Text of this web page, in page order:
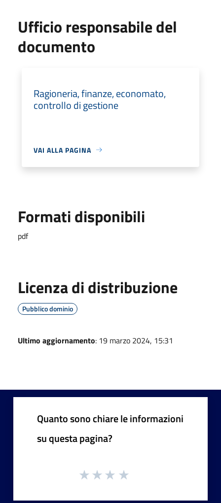
Ufficio responsabile del
documento
Ragioneria, finanze, economato,
controllo di gestione
VAI ALLA PAGINA
Formati disponibili
pdf
Licenza di distribuzione
Pubblico dominio
Ultimo aggiornamento: 19 marzo 2024, 15:31
Quanto sono chiare le informazioni
su questa pagina?